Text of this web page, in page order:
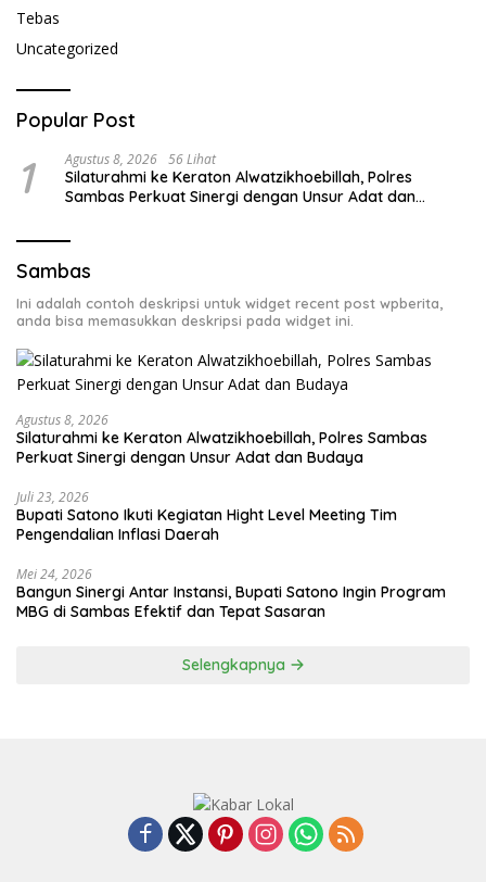
Tebas
Uncategorized
Popular Post
1 Agustus 8, 2026 56 Lihat
Silaturahmi ke Keraton Alwatzikhoebillah, Polres
Sambas Perkuat Sinergi dengan Unsur Adat dan
Sambas
Ini adalah contoh deskripsi untuk widget recent post wpberita,
anda bisa memasukkan deskripsi pada widget ini.
Agustus 8, 2026
Silaturahmi ke Keraton Alwatzikhoebillah, Polres Sambas
Perkuat Sinergi dengan Unsur Adat dan Budaya
Juli 23, 2026
Bupati Satono Ikuti Kegiatan Hight Level Meeting Tim
Pengendalian Inflasi Daerah
Mei 24, 2026
Bangun Sinergi Antar Instansi, Bupati Satono Ingin Program
MBG di Sambas Efektif dan Tepat Sasaran
Selengkapnya